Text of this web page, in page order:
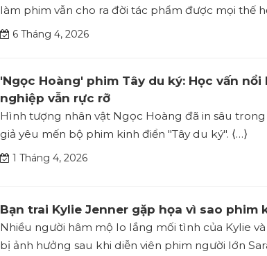
làm phim vẫn cho ra đời tác phẩm được mọi thế
6 Tháng 4, 2026
'Ngọc Hoàng' phim Tây du ký: Học vấn nổi
nghiệp vẫn rực rỡ
Hình tượng nhân vật Ngọc Hoàng đã in sâu
giả yêu mến bộ phim kinh điển "Tây du ký". ⟨…⟩
1 Tháng 4, 2026
Bạn trai Kylie Jenner gặp họa vì sao phim
Nhiều người hâm mộ lo lắng mối tình của Kylie
bị ảnh hưởng sau khi diễn viên phim người lớn